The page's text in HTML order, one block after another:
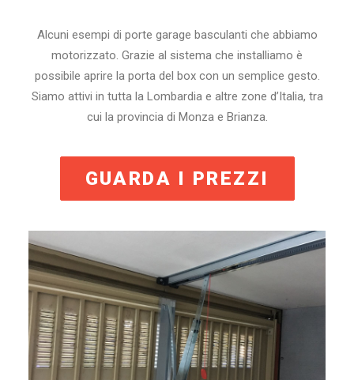
NUMERO VERDE
Alcuni esempi di porte garage basculanti che abbiamo
motorizzato. Grazie al sistema che installiamo è
possibile aprire la porta del box con un semplice gesto.
Siamo attivi in tutta la Lombardia e altre zone d’Italia, tra
cui la provincia di Monza e Brianza.
GUARDA I PREZZI